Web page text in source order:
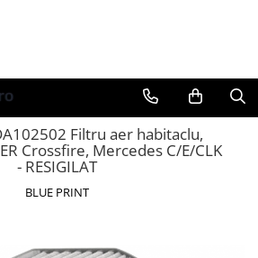
auto
Filtru aer habitaclu,
Crossfire, Mercedes C/E/CLK
- RESIGILAT
BLUE PRINT